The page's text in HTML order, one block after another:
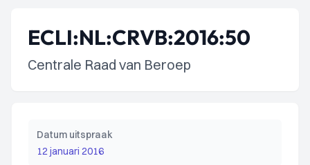
ECLI:NL:CRVB:2016:50
Centrale Raad van Beroep
Datum uitspraak
12 januari 2016